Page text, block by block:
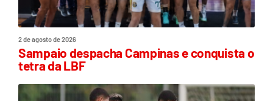
2 de agosto de 2026
Sampaio despacha Campinas e conquista o
tetra da LBF